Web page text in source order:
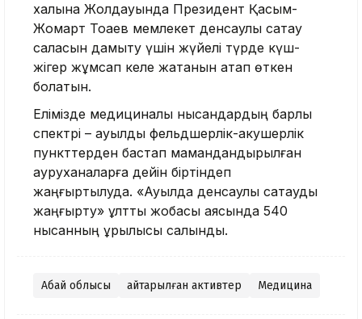
халқына Жолдауында Президент Қасым-
Жомарт Тоқаев мемлекет денсаулық сақтау
саласын дамыту үшін жүйелі түрде күш-
жігер жұмсап келе жатқанын атап өткен
болатын.
Елімізде медициналық нысандардың барлық
спектрі – ауылдық фельдшерлік-акушерлік
пункттерден бастап мамандандырылған
ауруханаларға дейін біртіндеп
жаңғыртылуда. «Ауылда денсаулық сақтауды
жаңғырту» ұлттық жобасы аясында 540
нысанның құрылысы салынды.
Абай облысы Қайтарылған активтер Медицина